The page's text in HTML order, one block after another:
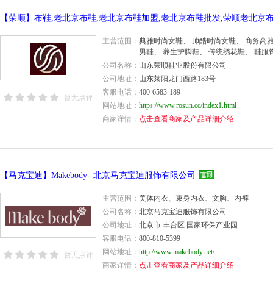
暂无点评
主营范围：典雅时尚女鞋、 帅酷时尚女鞋、 商务高
男鞋、 养生护脚鞋、 传统绣花鞋、 鞋服
公司名称： 山东荣顺鞋业股份有限公司
公司地址： 山东莱阳龙门西路183号
客服电话：400-6583-189
网站地址：https://www.rosun.cc/index1.html
商家详情： 点击查看商家及产品详细介绍
【马克宝迪】Makebody--北京马克宝迪服饰有限公司
暂无点评
主营范围：美体内衣、束身内衣、文胸、内裤
公司名称：北京马克宝迪服饰有限公司
公司地址：北京市 丰台区 国家环保产业园
客服电话：800-810-5399
网站地址：http://www.makebody.net/
商家详情： 点击查看商家及产品详细介绍